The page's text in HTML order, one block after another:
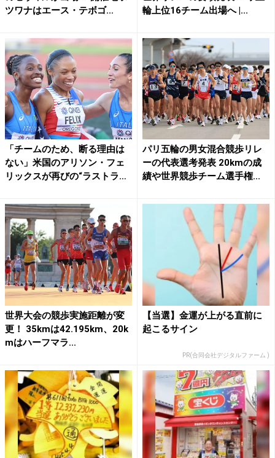
ツワナはエース・テボゴ...
輪上位16チーム出場へ |...
「チームのため、断る理由は
ない」米国のアリソン・フェ
リックスが再びの“ラストラ
パリ五輪の男女混合競歩リレ
ーの代表選考発表 20kmの成
績や世界競歩チーム選手権...
世界大会の競歩実施距離が変
更！ 35kmは42.195km、20k
mはハーフマラ...
【当選】金運が上がる直前に
起こるサイン
PR(合同会社デジタルファーム )